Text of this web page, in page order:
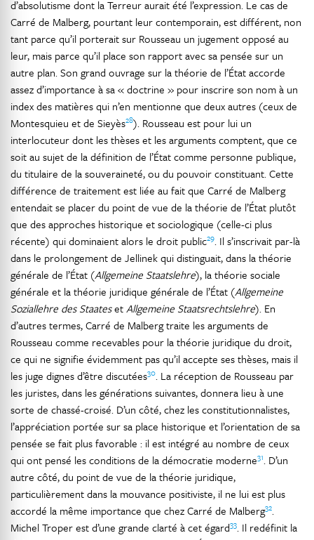
d’absolutisme dont la Terreur aurait été l’expression. Le cas de
Carré de Malberg, pourtant leur contemporain, est différent, non
tant parce qu’il porterait sur Rousseau un jugement opposé au
leur, mais parce qu’il place son rapport avec sa pensée sur un
autre plan. Son grand ouvrage sur la théorie de l’État accorde
assez d’importance à sa « doctrine » pour inscrire son nom à un
index des matières qui n’en mentionne que deux autres (ceux de
Montesquieu et de Sieyès28). Rousseau est pour lui un
interlocuteur dont les thèses et les arguments comptent, que ce
soit au sujet de la définition de l’État comme personne publique,
du titulaire de la souveraineté, ou du pouvoir constituant. Cette
différence de traitement est liée au fait que Carré de Malberg
entendait se placer du point de vue de la théorie de l’État plutôt
que des approches historique et sociologique (celle-ci plus
récente) qui dominaient alors le droit public29. Il s’inscrivait par-là
dans le prolongement de Jellinek qui distinguait, dans la théorie
générale de l’État (Allgemeine Staatslehre), la théorie sociale
générale et la théorie juridique générale de l’État (Allgemeine
Soziallehre des StaatesetAllgemeine Staatsrechtslehre). En
d’autres termes, Carré de Malberg traite les arguments de
Rousseau comme recevables pour la théorie juridique du droit,
ce qui ne signifie évidemment pas qu’il accepte ses thèses, mais il
les juge dignes d’être discutées30. La réception de Rousseau par
les juristes, dans les générations suivantes, donnera lieu à une
sorte de chassé-croisé. D’un côté, chez les constitutionnalistes,
l’appréciation portée sur sa place historique et l’orientation de sa
pensée se fait plus favorable : il est intégré au nombre de ceux
qui ont pensé les conditions de la démocratie moderne31. D’un
autre côté, du point de vue de la théorie juridique,
particulièrement dans la mouvance positiviste, il ne lui est plus
accordé la même importance que chez Carré de Malberg32.
Michel Troper est d’une grande clarté à cet égard33. Il redéfinit la